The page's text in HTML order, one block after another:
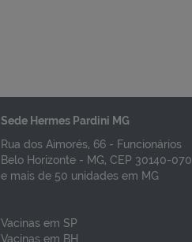
Sede Hermes Pardini MG
Rua dos Aimorés, 66 - Funcionários
Belo Horizonte - MG, CEP 30140-070
e mais de 50 unidades em MG
Vacinas em SP
Vacinas em BH